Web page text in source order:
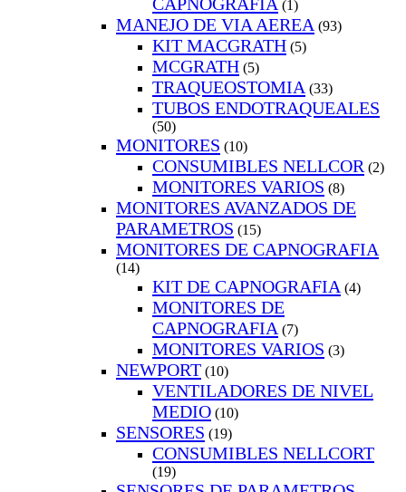
(1)
MANEJO DE VIA AEREA (93)
KIT MACGRATH (5)
MCGRATH (5)
TRAQUEOSTOMIA (33)
TUBOS ENDOTRAQUEALES
(50)
MONITORES (10)
CONSUMIBLES NELLCOR (2)
MONITORES VARIOS (8)
MONITORES AVANZADOS DE
PARAMETROS (15)
MONITORES DE CAPNOGRAFIA
(14)
KIT DE CAPNOGRAFIA (4)
MONITORES DE
CAPNOGRAFIA (7)
MONITORES VARIOS (3)
NEWPORT (10)
VENTILADORES DE NIVEL
MEDIO (10)
SENSORES (19)
CONSUMIBLES NELLCORT
(19)